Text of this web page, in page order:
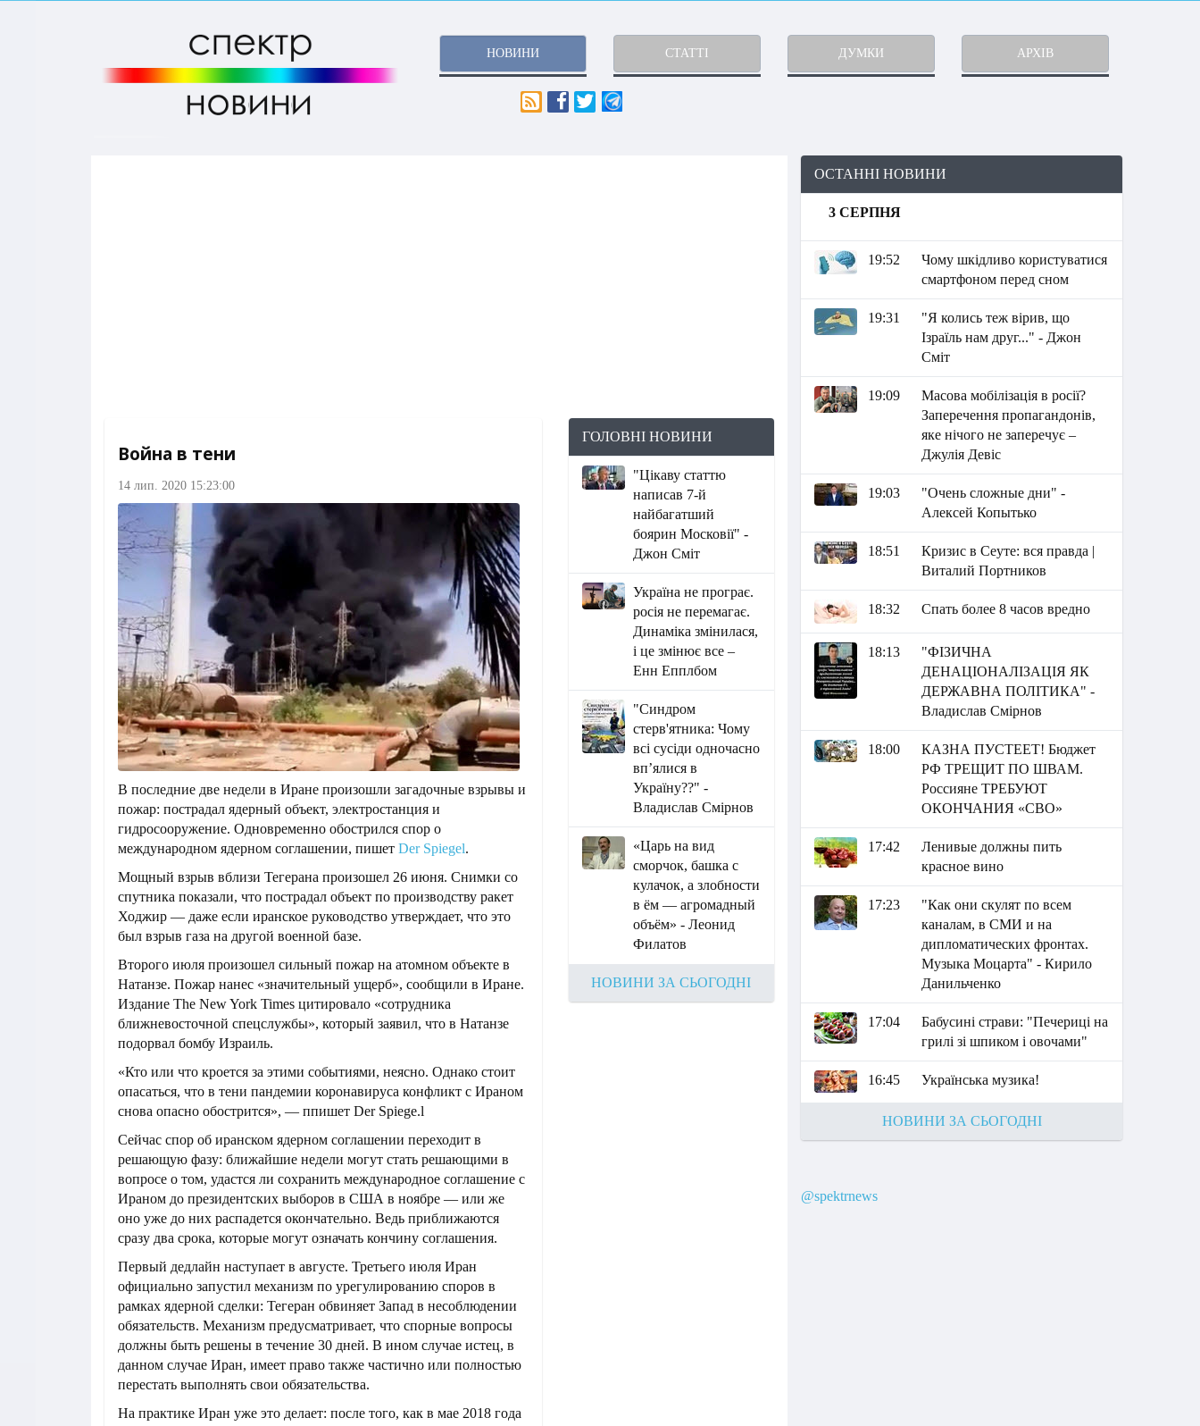
НОВИНИ СТАТТІ ДУМКИ АРХІВ
Война в тени
14 лип. 2020 15:23:00
В последние две недели в Иране произошли загадочные взрывы и
пожар: пострадал ядерный объект, электростанция и
гидросооружение. Одновременно обострился спор о
международном ядерном соглашении, пишет Der Spiegel.
Мощный взрыв вблизи Тегерана произошел 26 июня. Снимки со
спутника показали, что пострадал объект по производству ракет
Ходжир — даже если иранское руководство утверждает, что это
был взрыв газа на другой военной базе.
Второго июля произошел сильный пожар на атомном объекте в
Натанзе. Пожар нанес «значительный ущерб», сообщили в Иране.
Издание The New York Times цитировало «сотрудника
ближневосточной спецслужбы», который заявил, что в Натанзе
подорвал бомбу Израиль.
«Кто или что кроется за этими событиями, неясно. Однако стоит
опасаться, что в тени пандемии коронавируса конфликт с Ираном
снова опасно обострится», — ппишет Der Spiege.l
Сейчас спор об иранском ядерном соглашении переходит в
решающую фазу: ближайшие недели могут стать решающими в
вопросе о том, удастся ли сохранить международное соглашение с
Ираном до президентских выборов в США в ноябре — или же
оно уже до них распадется окончательно. Ведь приближаются
сразу два срока, которые могут означать кончину соглашения.
Первый дедлайн наступает в августе. Третьего июля Иран
официально запустил механизм по урегулированию споров в
рамках ядерной сделки: Тегеран обвиняет Запад в несоблюдении
обязательств. Механизм предусматривает, что спорные вопросы
должны быть решены в течение 30 дней. В ином случае истец, в
данном случае Иран, имеет право также частично или полностью
перестать выполнять свои обязательства.
На практике Иран уже это делает: после того, как в мае 2018 года
ГОЛОВНІ НОВИНИ
"Цікаву статтю
написав 7-й
найбагатший
боярин Московії" -
Джон Сміт
Україна не програє.
росія не перемагає.
Динаміка змінилася,
і це змінює все –
Енн Епплбом
"Синдром
стерв'ятника: Чому
всі сусіди одночасно
вп’ялися в
Україну??" -
Владислав Смірнов
«Царь на вид
сморчок, башка с
кулачок, а злобности
в ём — агромадный
объём» - Леонид
Филатов
НОВИНИ ЗА СЬОГОДНІ
ОСТАННІ НОВИНИ
3 СЕРПНЯ
19:52
Чому шкідливо користуватися
смартфоном перед сном
19:31
"Я колись теж вірив, що
Ізраїль нам друг..." - Джон
Сміт
19:09
Масова мобілізація в росії?
Заперечення пропагандонів,
яке нічого не заперечує –
Джулія Девіс
19:03
"Очень сложные дни" -
Алексей Копытько
18:51
Кризис в Сеуте: вся правда |
Виталий Портников
18:32 Спать более 8 часов вредно
18:13
"ФІЗИЧНА
ДЕНАЦІОНАЛІЗАЦІЯ ЯК
ДЕРЖАВНА ПОЛІТИКА" -
Владислав Смірнов
18:00
КАЗНА ПУСТЕЕТ! Бюджет
РФ ТРЕЩИТ ПО ШВАМ.
Россияне ТРЕБУЮТ
ОКОНЧАНИЯ «СВО»
17:42
Ленивые должны пить
красное вино
17:23
"Как они скулят по всем
каналам, в СМИ и на
дипломатических фронтах.
Музыка Моцарта" - Кирило
Данильченко
17:04
Бабусині страви: "Печериці на
грилі зі шпиком і овочами"
16:45 Українська музика!
НОВИНИ ЗА СЬОГОДНІ
@spektrnews